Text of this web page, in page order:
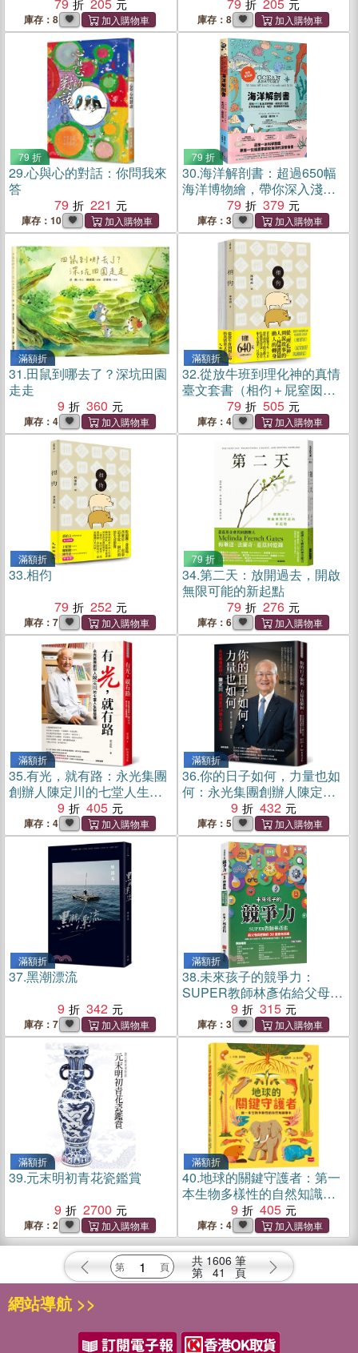
庫存：8 庫存：8
79 折
29.心與心的對話：你問我來
答
79
221
庫存：10
79 折
30.海洋解剖書：超過650幅
海洋博物繪，帶你深入淺
出，全方位探索洋流、地
形、鯨豚等自然知識（暢銷
紀念版）
79 379
庫存：3
滿額折
31.田鼠到哪去了？深坑田園
走走
9
360
庫存：4
滿額折
32.從放牛班到理化神的真情
臺文套書（相伨＋屁窒囡仔
的謝師宴）
79 505
庫存：4
滿額折
33.相伨
79
252
庫存：7
79 折
34.第二天：放開過去，開啟
無限可能的新起點
79
276
庫存：6
滿額折
35.有光，就有路：永光集團
創辦人陳定川的七堂人生智
9 405
庫存：4
滿額折
36.你的日子如何，力量也如
何：永光集團創辦人陳定川
誠與愛的24個人生哲學
9 432
庫存：5
滿額折
37.黑潮漂流
9
342
庫存：7
滿額折
38.未來孩子的競爭力：
SUPER教師林彥佑給父母與
老師的50篇教育思維
9 315
庫存：3
滿額折
39.元末明初青花瓷鑑賞
9
2700
庫存：2
滿額折
40.地球的關鍵守護者：第一
本生物多樣性的自然知識繪
9 405
庫存：4
共 1606 筆
第 41 頁
網站導航 >>